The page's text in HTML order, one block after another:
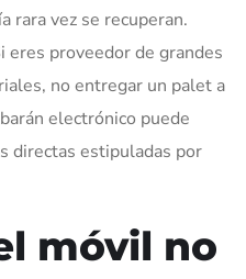
rara vez se recuperan.
eres proveedor de grandes
no entregar un palet a
electrónico puede
directas estipuladas por
móvil no